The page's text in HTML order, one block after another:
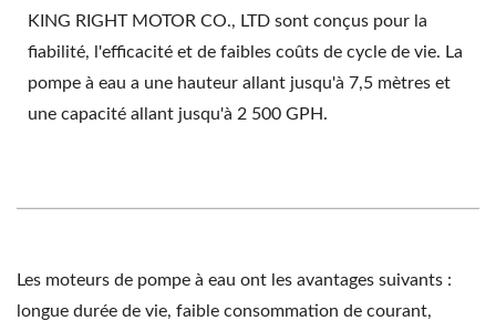
KING RIGHT MOTOR CO., LTD sont conçus pour la
fiabilité, l'efficacité et de faibles coûts de cycle de vie. La
pompe à eau a une hauteur allant jusqu'à 7,5 mètres et
une capacité allant jusqu'à 2 500 GPH.
Les moteurs de pompe à eau ont les avantages suivants :
longue durée de vie, faible consommation de courant,